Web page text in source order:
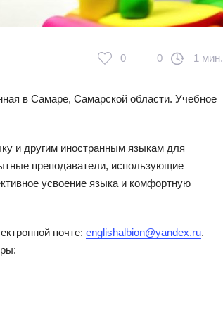
0 0 1 мин.
в Самаре, Самарской области. Учебное
и другим иностранным языкам для
преподаватели, использующие
усвоение языка и комфортную
почте: englishalbion@yandex.ru.